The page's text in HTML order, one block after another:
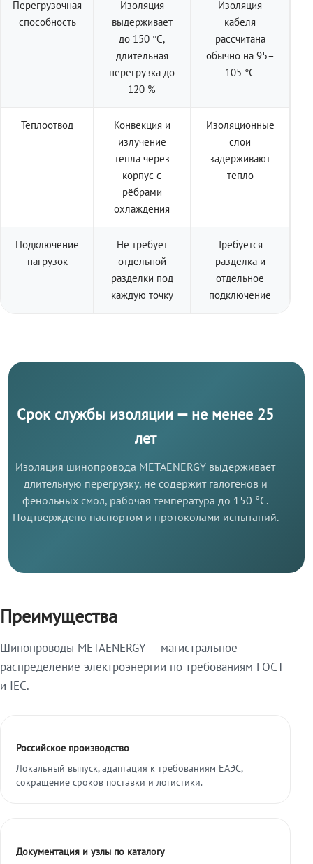
Перегрузочная
способность
Изоляция
выдерживает
до 150 °C,
длительная
перегрузка до
120 %
Изоляция
кабеля
рассчитана
обычно на 95–
105 °C
Теплоотвод
Конвекция и
излучение
тепла через
корпус с
рёбрами
охлаждения
Изоляционные
слои
задерживают
тепло
Подключение
нагрузок
Не требует
отдельной
разделки под
каждую точку
Требуется
разделка и
отдельное
подключение
Срок службы изоляции — не менее 25
лет
Изоляция шинопровода METAENERGY выдерживает
длительную перегрузку, не содержит галогенов и
фенольных смол, рабочая температура до 150 °C.
Подтверждено паспортом и протоколами испытаний.
Преимущества
Шинопроводы METAENERGY — магистральное
распределение электроэнергии по требованиям ГОСТ
и IEC.
Российское производство
Локальный выпуск, адаптация к требованиям ЕАЭС,
сокращение сроков поставки и логистики.
Документация и узлы по каталогу